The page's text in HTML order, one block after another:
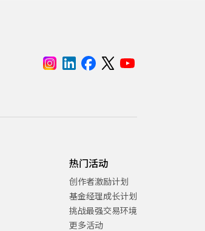
热门活动
创作者激励计划
基金经理成长计划
挑战最强交易环境
更多活动